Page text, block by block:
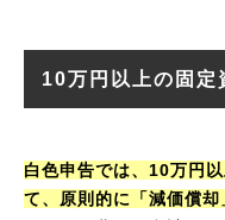
10万円以上の固定
白色申告では、10万円
て、原則的に「減価償却